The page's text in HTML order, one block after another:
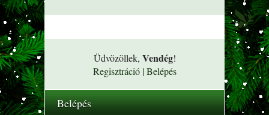
Üdvözöllek, Vendég!
Regisztráció|Belépés
Belépés